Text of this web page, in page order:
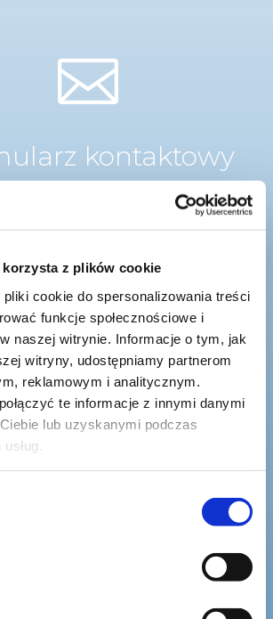
z plików cookie
cookie do spersonalizowania treści
funkcje społecznościowe i
naszej witrynie. Informacje o tym, jak
witryny, udostępniamy partnerom
reklamowym i analitycznym.
te informacje z innymi danymi
lub uzyskanymi podczas

kontaktowy
Wyślij wiadomość